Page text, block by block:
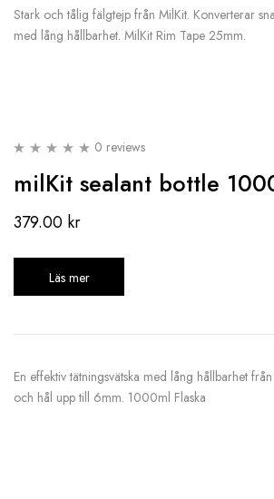
Stark och tålig fälgtejp från MilKit. Konverterar
med lång hållbarhet. MilKit Rim Tape 25mm.
0 reviews
milKit sealant bottle
379.00 kr
Läs mer
En effektiv tätningsvätska med lång hållbarhet
och hål upp till 6mm. 1000ml Flaska